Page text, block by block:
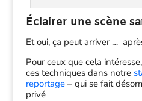
Éclairer une scène
Et oui, ça peut arriver …
Pour ceux que cela
ces techniques dans notre
reportage– qui se fait
privé